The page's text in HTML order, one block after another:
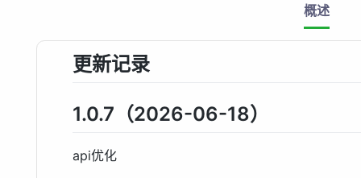
概述
更新记录
1.0.7（2026-06-18）
api优化